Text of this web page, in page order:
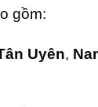
gồm:
Uyên,